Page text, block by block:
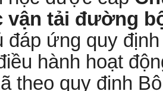
vận tải đường
đáp ứng quy
hành hoạt
theo quy định